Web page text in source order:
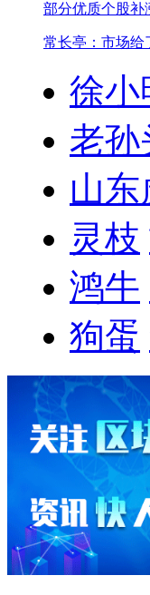
部分优质个股补
常长亭：市场给
徐小
老孙
山东
灵枝
鸿牛
狗蛋